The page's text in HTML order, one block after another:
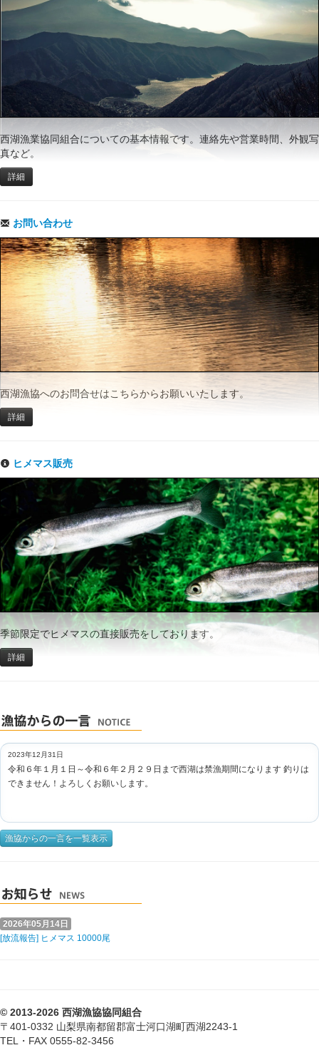
西湖漁業協同組合についての基本情報です。連絡先や営業時間、外観写
真など。
詳細
お問い合わせ
西湖漁協へのお問合せはこちらからお願いいたします。
詳細
ヒメマス販売
季節限定でヒメマスの直接販売をしております。
詳細
2023年12月31日
令和６年１月１日～令和６年２月２９日まで西湖は禁漁期間になります 釣りは
できません！よろしくお願いします。
漁協からの一言を一覧表示
2026年05月14日
[放流報告] ヒメマス 10000尾
© 2013-2026 西湖漁協協同組合
〒401-0332 山梨県南都留郡富士河口湖町西湖2243-1
TEL・FAX 0555-82-3456